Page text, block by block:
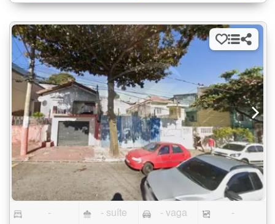
- - suíte - vaga -